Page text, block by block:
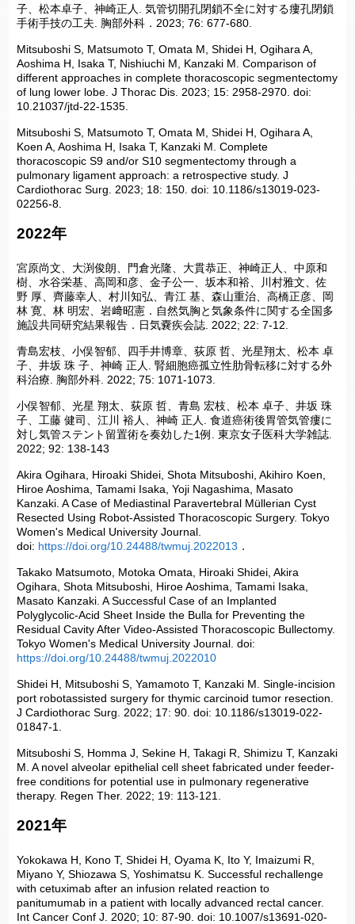
子、松本卓子、神崎正人. 気管切開孔閉鎖不全に対する瘻孔閉鎖
手術手技の工夫. 胸部外科．2023; 76: 677-680.
Mitsuboshi S, Matsumoto T, Omata M, Shidei H, Ogihara A,
Aoshima H, Isaka T, Nishiuchi M, Kanzaki M. Comparison of
different approaches in complete thoracoscopic segmentectomy
of lung lower lobe. J Thorac Dis. 2023; 15: 2958-2970. doi:
10.21037/jtd-22-1535.
Mitsuboshi S, Matsumoto T, Omata M, Shidei H, Ogihara A,
Koen A, Aoshima H, Isaka T, Kanzaki M. Complete
thoracoscopic S9 and/or S10 segmentectomy through a
pulmonary ligament approach: a retrospective study. J
Cardiothorac Surg. 2023; 18: 150. doi: 10.1186/s13019-023-
02256-8.
2022年
宮原尚文、大渕俊朗、門倉光隆、大貫恭正、神崎正人、中原和
樹、水谷栄基、高岡和彦、金子公一、坂本和裕、川村雅文、佐
野 厚、齊藤幸人、村川知弘、青江 基、森山重治、高橋正彦、岡
林 寛、林 明宏、岩﨑昭憲．自然気胸と気象条件に関する全国多
施設共同研究結果報告．日気嚢疾会誌. 2022; 22: 7-12.
青島宏枝、小俣智郁、四手井博章、荻原 哲、光星翔太、松本 卓
子、井坂 珠 子、神崎 正人. 腎細胞癌孤立性肋骨転移に対する外
科治療. 胸部外科. 2022; 75: 1071-1073.
小俣智郁、光星 翔太、荻原 哲、青島 宏枝、松本 卓子、井坂 珠
子、工藤 健司、江川 裕人、神崎 正人. 食道癌術後胃管気管瘻に
対し気管ステント留置術を奏効した1例. 東京女子医科大学雑誌.
2022; 92: 138-143
Akira Ogihara, Hiroaki Shidei, Shota Mitsuboshi, Akihiro Koen,
Hiroe Aoshima, Tamami Isaka, Yoji Nagashima, Masato
Kanzaki. A Case of Mediastinal Paravertebral Müllerian Cyst
Resected Using Robot-Assisted Thoracoscopic Surgery. Tokyo
Women's Medical University Journal.
doi: https://doi.org/10.24488/twmuj.2022013 ．
Takako Matsumoto, Motoka Omata, Hiroaki Shidei, Akira
Ogihara, Shota Mitsuboshi, Hiroe Aoshima, Tamami Isaka,
Masato Kanzaki. A Successful Case of an Implanted
Polyglycolic-Acid Sheet Inside the Bulla for Preventing the
Residual Cavity After Video-Assisted Thoracoscopic Bullectomy.
Tokyo Women's Medical University Journal. doi:
https://doi.org/10.24488/twmuj.2022010
Shidei H, Mitsuboshi S, Yamamoto T, Kanzaki M. Single-incision
port robotassisted surgery for thymic carcinoid tumor resection.
J Cardiothorac Surg. 2022; 17: 90. doi: 10.1186/s13019-022-
01847-1.
Mitsuboshi S, Homma J, Sekine H, Takagi R, Shimizu T, Kanzaki
M. A novel alveolar epithelial cell sheet fabricated under feeder-
free conditions for potential use in pulmonary regenerative
therapy. Regen Ther. 2022; 19: 113-121.
2021年
Yokokawa H, Kono T, Shidei H, Oyama K, Ito Y, Imaizumi R,
Miyano Y, Shiozawa S, Yoshimatsu K. Successful rechallenge
with cetuximab after an infusion related reaction to
panitumumab in a patient with locally advanced rectal cancer.
Int Cancer Conf J. 2020; 10: 87-90. doi: 10.1007/s13691-020-